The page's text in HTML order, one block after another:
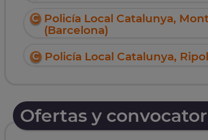
Policía Local Catalunya,
(Barcelona)
Policía Local Catalunya,
Ofertas y